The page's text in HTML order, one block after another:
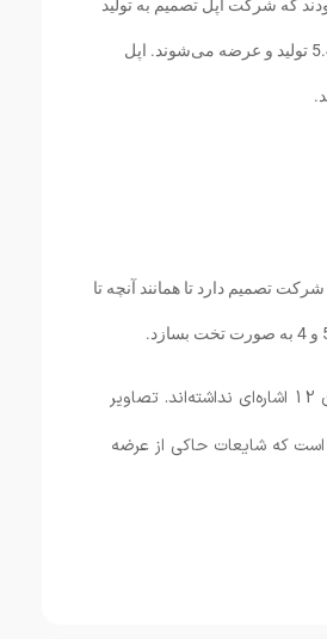
که شرکت اپل تصمیم به تولید
و عرضه چهار تلفن هوشمند در سری آیفون 12 دارد که در سایزهای 6.7، 6.1 و 5.4 تولید و عرضه می‌شوند. اپل
تصمیم دارد تا همانند آنچه تا
گفتنی است که این تصاویر CAD البته به یکی از شایعات مهم در طراحی آیفون 12 اشاره‌ای نداشته‌اند. تصاویر
حالی است که شایعات حاکی از عرضه